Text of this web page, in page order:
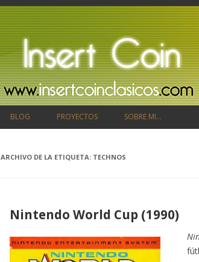
BLOG PROYECTOS SOBRE MI…
ARCHIVO DE LA ETIQUETA: TECHNOS
Nintendo World Cup (1990)